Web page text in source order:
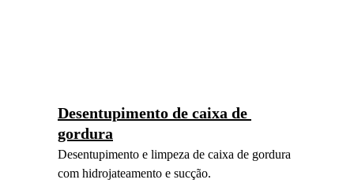
Desentupimento de caixa de
gordura
Desentupimento e limpeza de caixa de gordura
com hidrojateamento e sucção.